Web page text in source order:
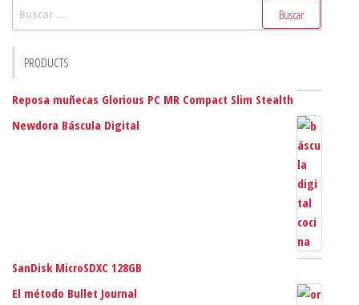
PRODUCTS
Reposa muñecas Glorious PC MR Compact Slim Stealth
Newdora Báscula Digital
SanDisk MicroSDXC 128GB
El método Bullet Journal